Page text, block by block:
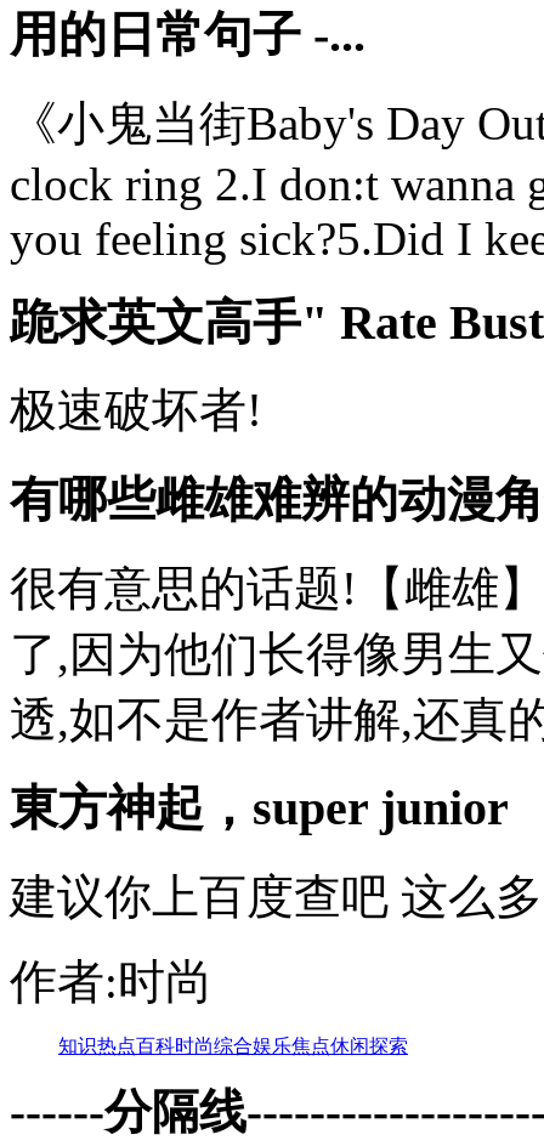
用的日常句子 -...
《小鬼当街Baby's Day
clock ring 2.I don:t wanna
you feeling sick?5.Did I
跪求英文高手" Rate
极速破坏者!
有哪些雌雄难辨的动漫
很有意思的话题!【雌雄
了,因为他们长得像男生
透,如不是作者讲解,还真
東方神起，super junior
建议你上百度查吧 这么
作者:时尚
知识热点百科时尚综合娱乐焦点休闲探索
------分隔线